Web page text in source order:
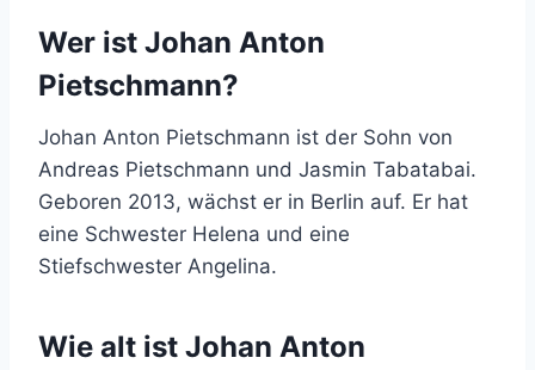
Wer ist Johan Anton
Pietschmann?
Johan Anton Pietschmann ist der Sohn von
Andreas Pietschmann und Jasmin Tabatabai.
Geboren 2013, wächst er in Berlin auf. Er hat
eine Schwester Helena und eine
Stiefschwester Angelina.
Wie alt ist Johan Anton